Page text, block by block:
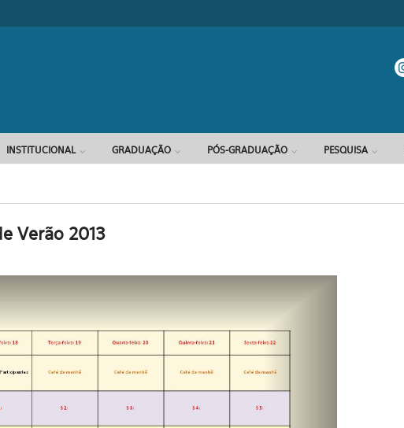
Formulário de busca
INSTITUCIONAL GRADUAÇÃO PÓS-GRADUAÇÃO PESQUISA
Verão 2013